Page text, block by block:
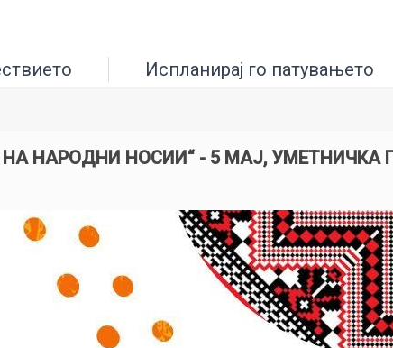
Испланирај го патувањето
НАРОДНИ НОСИИ“ - 5 МАЈ, УМЕТНИЧКА